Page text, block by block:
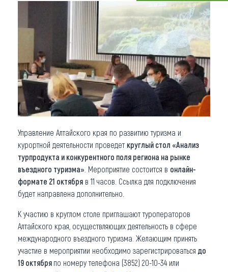
Что привезти (сувениры)
Коллекция впечатлений
Другие рубрики
Управление Алтайского края по развитию туризма и
курортной деятельности проведет круглый стол «Анализ
турпродукта и конкурентного поля региона на рынке
въездного туризма» . Мероприятие состоится в онлайн-
формате 21 октября в 11 часов. Ссылка для подключения
будет направлена дополнительно.
К участию в круглом столе приглашают туроператоров
Алтайского края, осуществляющих деятельность в сфере
международного въездного туризма. Желающим принять
участие в мероприятии необходимо зарегистрироваться до
19 октября по номеру телефона (3852) 20-10-34 или